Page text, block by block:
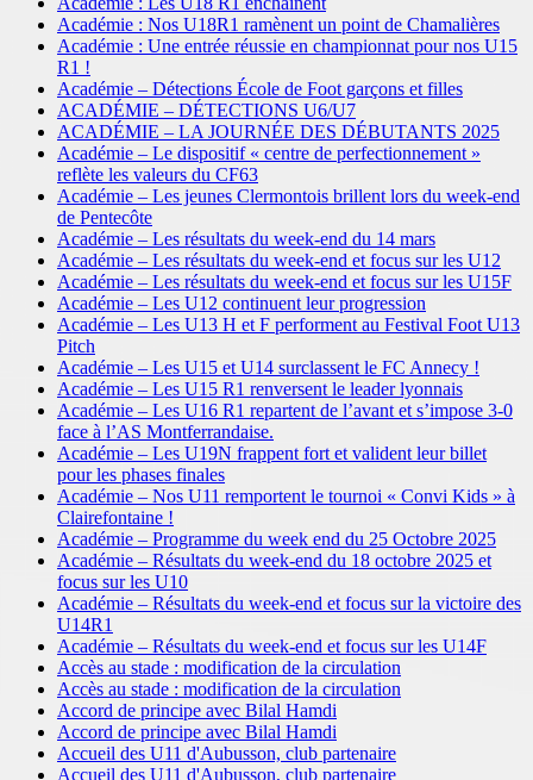
Académie : Nos U18R1 ramènent un point de Chamalières
Académie : Une entrée réussie en championnat pour nos U15
R1 !
Académie – Détections École de Foot garçons et filles
ACADÉMIE – DÉTECTIONS U6/U7
ACADÉMIE – LA JOURNÉE DES DÉBUTANTS 2025
Académie – Le dispositif « centre de perfectionnement »
reflète les valeurs du CF63
Académie – Les jeunes Clermontois brillent lors du week-end
de Pentecôte
Académie – Les résultats du week-end du 14 mars
Académie – Les résultats du week-end et focus sur les U12
Académie – Les résultats du week-end et focus sur les U15F
Académie – Les U12 continuent leur progression
Académie – Les U13 H et F performent au Festival Foot U13
Pitch
Académie – Les U15 et U14 surclassent le FC Annecy !
Académie – Les U15 R1 renversent le leader lyonnais
Académie – Les U16 R1 repartent de l’avant et s’impose 3-0
face à l’AS Montferrandaise.
Académie – Les U19N frappent fort et valident leur billet
pour les phases finales
Académie – Nos U11 remportent le tournoi « Convi Kids » à
Clairefontaine !
Académie – Programme du week end du 25 Octobre 2025
Académie – Résultats du week-end du 18 octobre 2025 et
focus sur les U10
Académie – Résultats du week-end et focus sur la victoire des
U14R1
Académie – Résultats du week-end et focus sur les U14F
Accès au stade : modification de la circulation
Accès au stade : modification de la circulation
Accord de principe avec Bilal Hamdi
Accord de principe avec Bilal Hamdi
Accueil des U11 d'Aubusson, club partenaire
Accueil des U11 d'Aubusson, club partenaire